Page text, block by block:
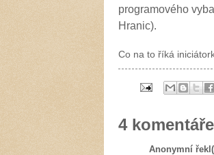
programového
Hranic).
Co na to říká
4
Anonymní